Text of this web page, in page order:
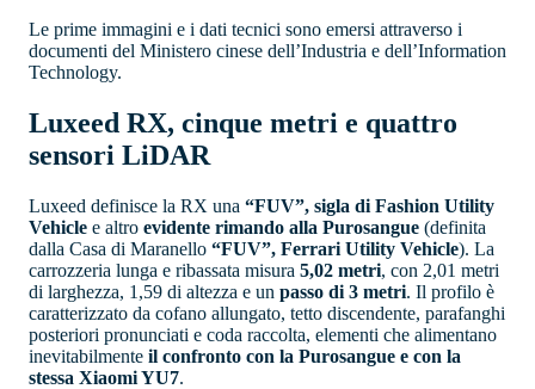
Le prime immagini e i dati tecnici sono emersi attraverso i
documenti del Ministero cinese dell’Industria e dell’Information
Technology.
Luxeed RX, cinque metri e quattro
sensori LiDAR
Luxeed definisce la RX una “FUV”, sigla di Fashion Utility
Vehicle e altro evidente rimando alla Purosangue (definita
dalla Casa di Maranello “FUV”, Ferrari Utility Vehicle). La
carrozzeria lunga e ribassata misura 5,02 metri, con 2,01 metri
di larghezza, 1,59 di altezza e un passo di 3 metri. Il profilo è
caratterizzato da cofano allungato, tetto discendente, parafanghi
posteriori pronunciati e coda raccolta, elementi che alimentano
inevitabilmente il confronto con la Purosangue e con la
stessa Xiaomi YU7.